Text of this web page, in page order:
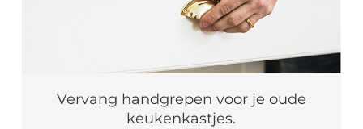
Vervang handgrepen voor je oude
keukenkastjes.